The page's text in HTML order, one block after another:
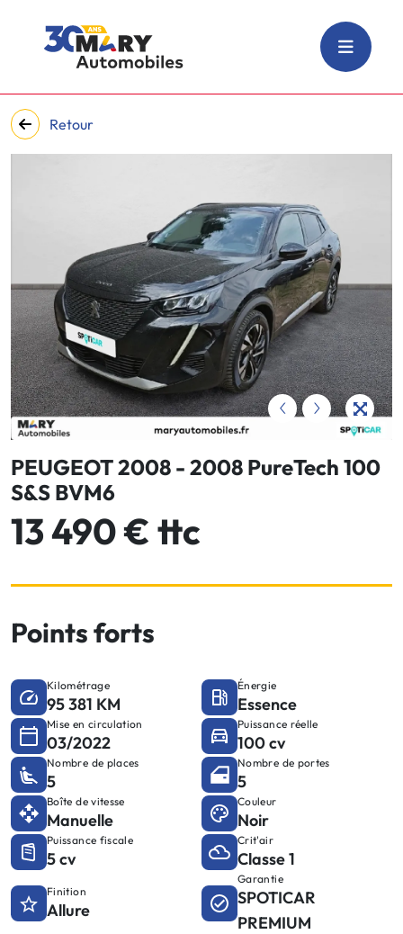
Retour
‹ ›
PEUGEOT 2008 - 2008 PureTech 100
S&S BVM6
13 490 € ttc
Points forts
Kilométrage
95 381 KM
Énergie
Essence
Mise en circulation
03/2022
Puissance réelle
100 cv
Nombre de places
5
Nombre de portes
5
Boîte de vitesse
Manuelle
Couleur
Noir
Puissance fiscale
5 cv
Crit'air
Classe 1
Finition
Allure
Garantie
SPOTICAR
PREMIUM